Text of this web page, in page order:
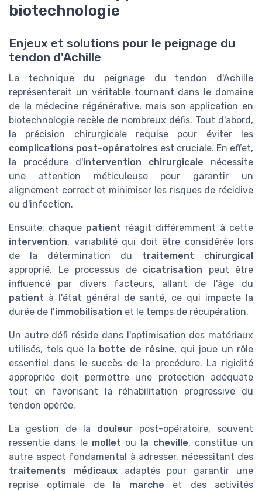
biotechnologie
Enjeux et solutions pour le peignage du
tendon d'Achille
La technique du peignage du tendon d'Achille
représenterait un véritable tournant dans le domaine
de la médecine régénérative, mais son application en
biotechnologie recèle de nombreux défis. Tout d'abord,
la précision chirurgicale requise pour éviter les
complications post-opératoires est cruciale. En effet,
la procédure d'intervention chirurgicale nécessite
une attention méticuleuse pour garantir un
alignement correct et minimiser les risques de récidive
ou d'infection.
Ensuite, chaque patient réagit différemment à cette
intervention, variabilité qui doit être considérée lors
de la détermination du traitement chirurgical
approprié. Le processus de cicatrisation peut être
influencé par divers facteurs, allant de l'âge du
patient à l'état général de santé, ce qui impacte la
durée de l'immobilisation et le temps de récupération.
Un autre défi réside dans l'optimisation des matériaux
utilisés, tels que la botte de résine, qui joue un rôle
essentiel dans le succès de la procédure. La rigidité
appropriée doit permettre une protection adéquate
tout en favorisant la réhabilitation progressive du
tendon opérée.
La gestion de la douleur post-opératoire, souvent
ressentie dans le mollet ou la cheville, constitue un
autre aspect fondamental à adresser, nécessitant des
traitements médicauxadaptés pour garantir une
reprise optimale de la marche et des activités